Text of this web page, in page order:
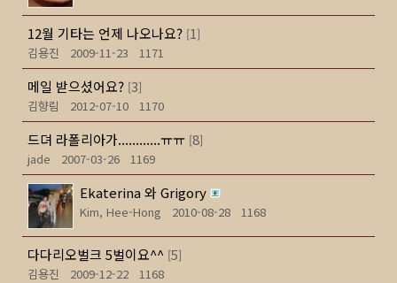
12월 기타는 언제 나오나요? [1]
김용진
2009-11-23 1171
메일 받으셨어요? [3]
김향림
2012-07-10 1170
드뎌 라폴리아가............ㅠㅠ [8]
jade
2007-03-26 1169
Ekaterina 와 Grigory
Kim, Hee-Hong 2010-08-28 1168
다다리오벌크 5벌이요^^ [5]
김용진
2009-12-22 1168